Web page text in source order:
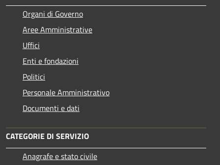
Organi di Governo
Aree Amministrative
Uffici
Enti e fondazioni
Politici
Personale Amministrativo
Documenti e dati
CATEGORIE DI SERVIZIO
Anagrafe e stato civile